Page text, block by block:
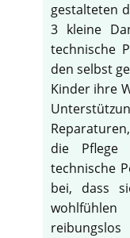
gestalteten
3 kleine
technische
den selbst
Kinder ihre
die Pflege
technische
bei, dass